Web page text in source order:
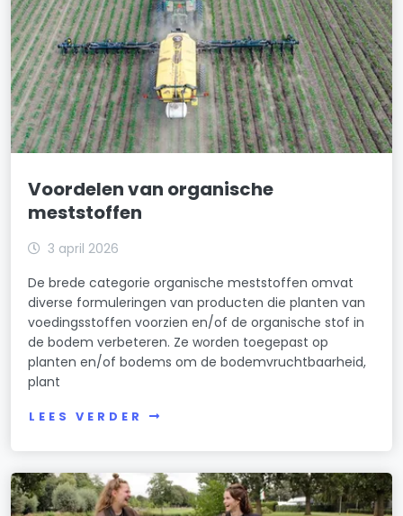
Voordelen van organische
meststoffen
3 april 2026
De brede categorie organische meststoffen omvat
diverse formuleringen van producten die planten van
voedingsstoffen voorzien en/of de organische stof in
de bodem verbeteren. Ze worden toegepast op
planten en/of bodems om de bodemvruchtbaarheid,
plant
LEES VERDER